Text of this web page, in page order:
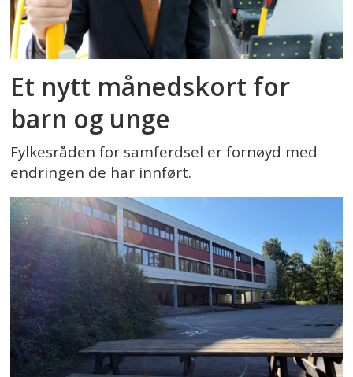
Et nytt månedskort for
barn og unge
Fylkesråden for samferdsel er fornøyd med
endringen de har innført.